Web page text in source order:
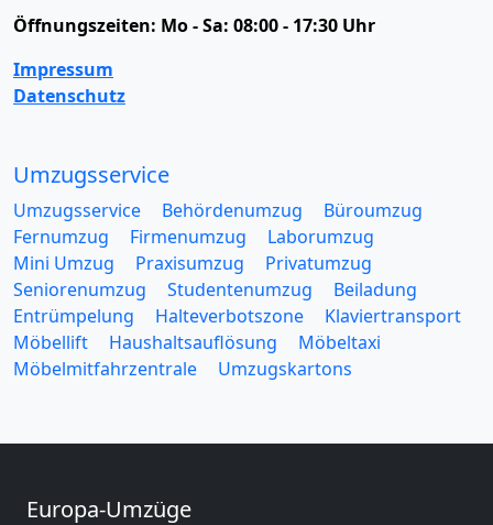
Öffnungszeiten: Mo - Sa: 08:00 - 17:30 Uhr
Impressum
Datenschutz
Umzugsservice
Umzugsservice Behördenumzug
Büroumzug
Fernumzug
Firmenumzug
Laborumzug
Mini Umzug
Praxisumzug
Privatumzug
Seniorenumzug
Studentenumzug
Beiladung
Entrümpelung
Halteverbotszone
Klaviertransport
Möbellift
Haushaltsauflösung
Möbeltaxi
Möbelmitfahrzentrale
Umzugskartons
Europa-Umzüge